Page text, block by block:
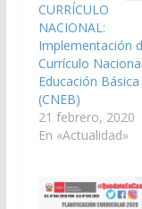
CURRÍCULO
NACIONAL:
Implementación
Currículo
Educación Básica
(CNEB)
21 febrero, 2020
En «Actualidad»